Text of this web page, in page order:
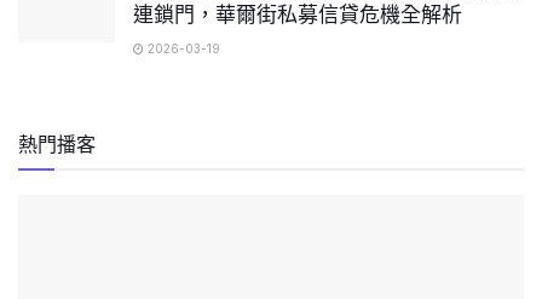
連鎖門，華爾街私募信貸危機全解析
2026-03-19
熱門播客